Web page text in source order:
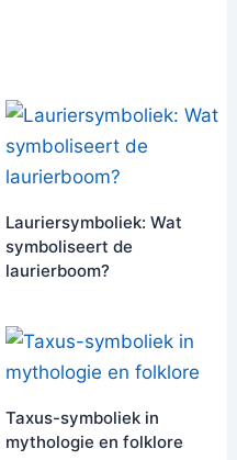
Lauriersymboliek: Wat
symboliseert de
laurierboom?
Taxus-symboliek in
mythologie en folklore